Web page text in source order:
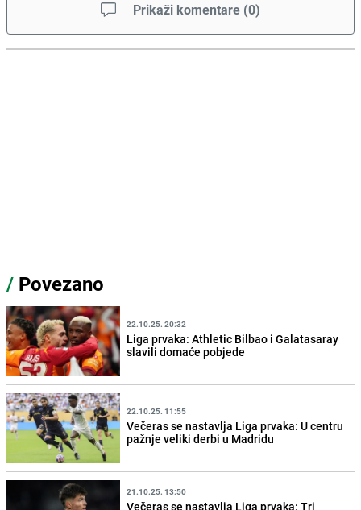
Prikaži komentare (0)
/ Povezano
22.10.25. 20:32
Liga prvaka: Athletic Bilbao i Galatasaray
slavili domaće pobjede
22.10.25. 11:55
Večeras se nastavlja Liga prvaka: U centru
pažnje veliki derbi u Madridu
21.10.25. 13:50
Večeras se nastavlja Liga prvaka: Tri